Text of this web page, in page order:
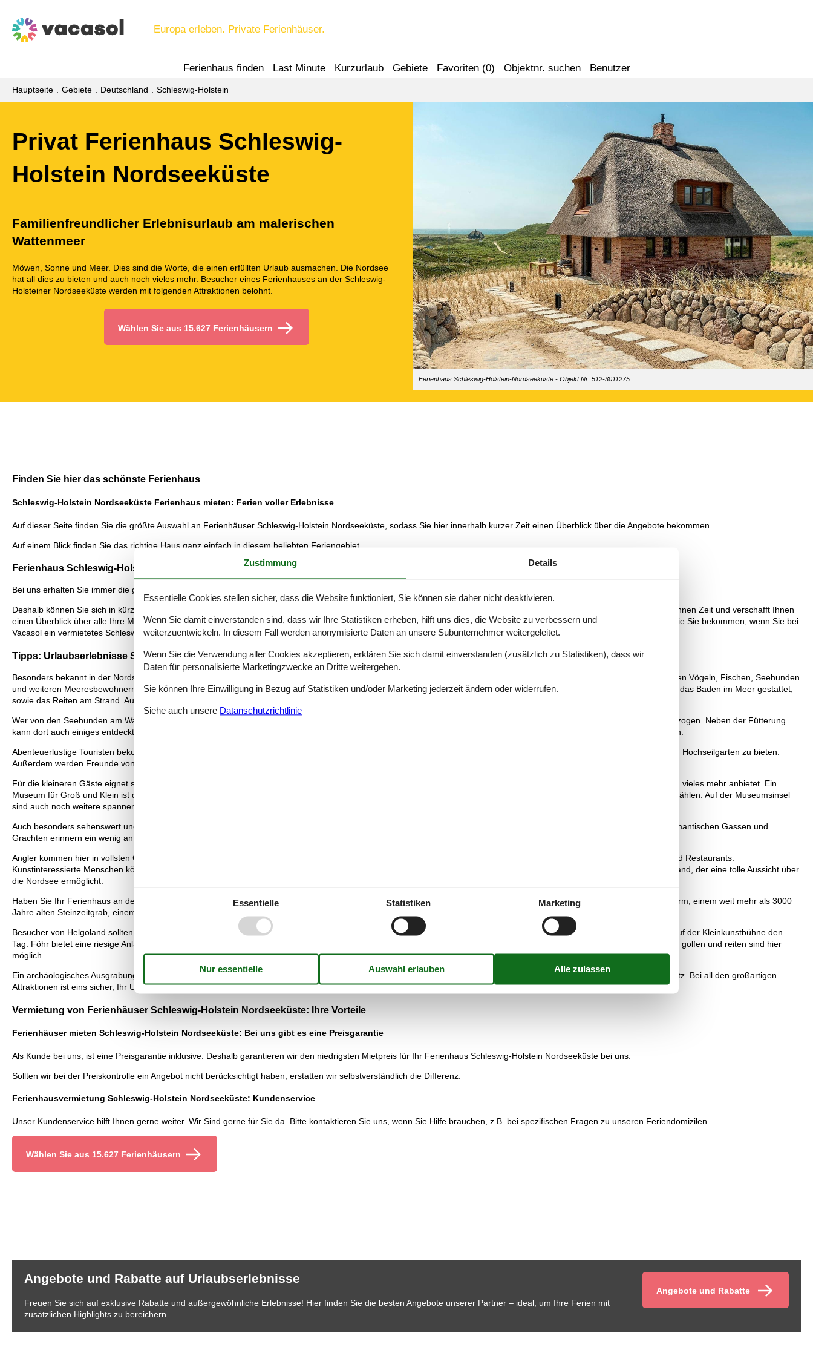
Europa erleben. Private Ferienhäuser.
Ferienhaus finden Last Minute Kurzurlaub Gebiete Favoriten (0) Objektnr. suchen Benutzer
Hauptseite Gebiete Deutschland Schleswig-Holstein
Privat Ferienhaus Schleswig-
Holstein Nordseeküste
Familienfreundlicher Erlebnisurlaub am malerischen
Wattenmeer
Möwen, Sonne und Meer. Dies sind die Worte, die einen erfüllten Urlaub ausmachen. Die Nordsee
hat all dies zu bieten und auch noch vieles mehr. Besucher eines Ferienhauses an der Schleswig-
Holsteiner Nordseeküste werden mit folgenden Attraktionen belohnt.
Wählen Sie aus 15.627 Ferienhäusern
Ferienhaus Schleswig-Holstein-Nordseeküste - Objekt Nr. 512-3011275
Finden Sie hier das schönste Ferienhaus
Schleswig-Holstein Nordseeküste Ferienhaus mieten: Ferien voller Erlebnisse
Auf dieser Seite finden Sie die größte Auswahl an Ferienhäuser Schleswig-Holstein Nordseeküste, sodass Sie hier innerhalb kurzer Zeit einen Überblick über die Angebote bekommen.
Auf einem Blick finden Sie das richtige Haus ganz einfach in diesem beliebten Feriengebiet.
Ferienhaus Schleswig-Holstein Nordseeküste: Eine Riesenauswahl
Bei uns erhalten Sie immer die größte Auswahl an Ferienhäuser Schleswig-Holstein Nordseeküste.
Deshalb können Sie sich in kürze einen Überblick über alle Ferienhäuser machen und finden so Ihr ganz richtiges Ferienhaus Schleswig-Holstein Nordseeküste. Das erspart Ihnen Zeit und verschafft Ihnen
einen Überblick über alle Ihre Möglichkeiten auf dieser einen Webseite. Lesen Sie mehr über die unvergesslichen Urlaubserlebnisse, die Sie erwarten, und über die Vorteile, die Sie bekommen, wenn Sie bei
Vacasol ein vermietetes Schleswig-Holstein Nordseeküste Ferienhaus buchen.
Tipps: Urlaubserlebnisse Schleswig-Holstein Nordseeküste
Besonders bekannt in der Nordsee-Region ist der Nationalpark Schleswig-Holsteins, auch Wattenmeer genannt. Er ist der größte Nationalpark Deutschlands und wird von vielen Vögeln, Fischen, Seehunden
und weiteren Meeresbewohnern besucht. Es gibt hier viele Aussichtspunkte, die mit dem Fahrrad, zu Fuß oder durch Führungen erreicht werden können. An einigen Orten ist das Baden im Meer gestattet,
sowie das Reiten am Strand. Auch viele Schiffsfahrten werden angeboten. Das Angebot "Junior Ranger" bietet für Kinder intensive Naturerfahrungen.
Wer von den Seehunden am Wattenmeer nicht genug kriegen kann, wird sich für die Seehundstation Friedrichskoog begeistern können. Hier werden Seehund-Kinder großgezogen. Neben der Fütterung
kann dort auch einiges entdeckt werden. Im "Tierpark Westküstenpark und Robbarium" können Kinder außergewöhnlichen Tieren begegnen und dürfen die Tiere selbst füttern.
Abenteuerlustige Touristen bekommen die Möglichkeit, im "OutEx-Kletterwald Hochseilgarten Hedemarschen" zu klettern. Auch der "Fun Center Husum Freizeitpark" hat einen Hochseilgarten zu bieten.
Außerdem werden Freunde von Lasertag und Schwarzlichtminigolf fündig. Auch einen Indoor-Spielplatz hat der Park zu bieten.
Für die kleineren Gäste eignet sich der "Land und Leute Erlebnishof Dithmarschen", der verschiedene Karusselle und Fahrgeschäfte, eine Trampolinanlage, Wasserspiele und vieles mehr anbietet. Ein
Museum für Groß und Klein ist das "Teddy Bär Haus". Hier ist eine große Sammlung historischer Teddybären ausgestellt, die es kaum erwarten können ihre Geschichte zu erzählen. Auf der Museumsinsel
sind auch noch weitere spannende Museen zu finden. Außerdem findet sich nicht weit entfernt eine Sommerrodelbahn, die den Tag perfekt abschließt.
Auch besonders sehenswert und sicher nicht weit entfernt von Ihrem Ferienhaus an der Schleswig-Holsteiner Nordsee, ist das holländische Städtchen "Friedrichstadt". Die romantischen Gassen und
Grachten erinnern ein wenig an Amsterdam. Die Grachten kann man mit einem Schiff, Boot oder Kanu befahren.
Angler kommen hier in vollsten Genuss und auch ein Picknick mit dem Blick auf die Grachten wird zum besonderen Erlebnis. Friedrichstadt hat zudem viele hübsche Cafés und Restaurants.
Kunstinteressierte Menschen können sich in Malkursen, Galerien, Keramik Ateliers und Werkstätten austoben. Ein ebenso schöner Blickfang ist der Leuchtturm Westerheversand, der eine tolle Aussicht über
die Nordsee ermöglicht.
Haben Sie Ihr Ferienhaus an der Schleswig-Holsteiner Nordsee auf einer Insel gebucht, können Sie folgende Attraktionen bewundern. Sylt ist geschmückt von einem Leuchtturm, einem weit mehr als 3000
Jahre alten Steinzeitgrab, einem wunderschönen Naturschutzgebiet und dem Sylter Aquarium.
Besucher von Helgoland sollten ihre Wanderausrüstung einpacken und können einen Luftschutzbunker und die "Vogelberinger Hütte" entdecken. Veranstaltungen versüßen auf der Kleinkunstbühne den
Tag. Föhr bietet eine riesige Anlage "Adventure Golf", ein Robbenzentrum, Spielplätze und eine "Kinder-Uni", bei der Kinder abenteuerliche Expeditionen erleben. Auch surfen, golfen und reiten sind hier
möglich.
Ein archäologisches Ausgrabungsgebiet, malerische Dünen und hübsche Dörfer hat Amrum zu bieten. Auf Pellworm finden sich tolle Wanderwege, Strände und ein Minigolfplatz. Bei all den großartigen
Attraktionen ist eins sicher, Ihr Urlaub in Ihrem Ferienhaus an Schleswig-Holsteins Nordseeküste wird sicherlich erlebnisreich.
Vermietung von Ferienhäuser Schleswig-Holstein Nordseeküste: Ihre Vorteile
Ferienhäuser mieten Schleswig-Holstein Nordseeküste: Bei uns gibt es eine Preisgarantie
Als Kunde bei uns, ist eine Preisgarantie inklusive. Deshalb garantieren wir den niedrigsten Mietpreis für Ihr Ferienhaus Schleswig-Holstein Nordseeküste bei uns.
Sollten wir bei der Preiskontrolle ein Angebot nicht berücksichtigt haben, erstatten wir selbstverständlich die Differenz.
Ferienhausvermietung Schleswig-Holstein Nordseeküste: Kundenservice
Unser Kundenservice hilft Ihnen gerne weiter. Wir Sind gerne für Sie da. Bitte kontaktieren Sie uns, wenn Sie Hilfe brauchen, z.B. bei spezifischen Fragen zu unseren Feriendomizilen.
Wählen Sie aus 15.627 Ferienhäusern
Angebote und Rabatte auf Urlaubserlebnisse
Freuen Sie sich auf exklusive Rabatte und außergewöhnliche Erlebnisse! Hier finden Sie die besten Angebote unserer Partner – ideal, um Ihre Ferien mit
zusätzlichen Highlights zu bereichern.
Angebote und Rabatte
Zustimmung Details
Essentielle Cookies stellen sicher, dass die Website funktioniert, Sie können sie daher nicht deaktivieren.
Wenn Sie damit einverstanden sind, dass wir Ihre Statistiken erheben, hilft uns dies, die Website zu verbessern und
weiterzuentwickeln. In diesem Fall werden anonymisierte Daten an unsere Subunternehmer weitergeleitet.
Wenn Sie die Verwendung aller Cookies akzeptieren, erklären Sie sich damit einverstanden (zusätzlich zu Statistiken), dass wir
Daten für personalisierte Marketingzwecke an Dritte weitergeben.
Sie können Ihre Einwilligung in Bezug auf Statistiken und/oder Marketing jederzeit ändern oder widerrufen.
Siehe auch unsere Datanschutzrichtlinie
Essentielle Statistiken Marketing